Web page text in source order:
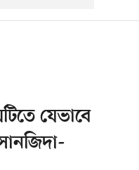
যেভাবে